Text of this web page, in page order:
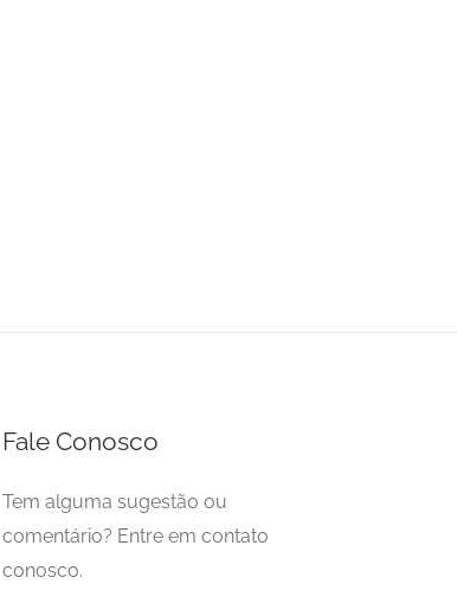
Fale Conosco
Tem alguma sugestão ou
comentário? Entre em contato
conosco.